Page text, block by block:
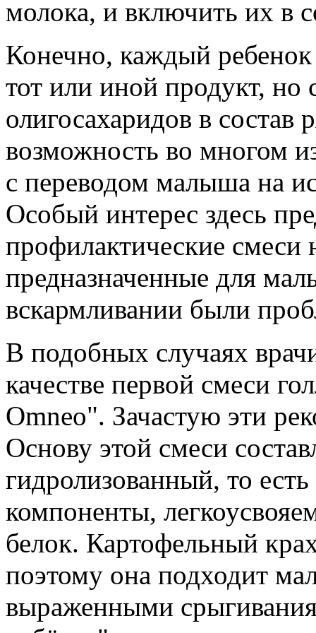
молока, и включить их в
Конечно, каждый ребенок
тот или иной продукт, но
олигосахаридов в состав
возможность во многом
с переводом малыша на
Особый интерес здесь
профилактические смеси
предназначенные для
вскармливании были
В подобных случаях
качестве первой смеси
Omneo". Зачастую эти
Основу этой смеси
гидролизованный, то
компоненты,
белок. Картофельный
поэтому она подходит
выраженными